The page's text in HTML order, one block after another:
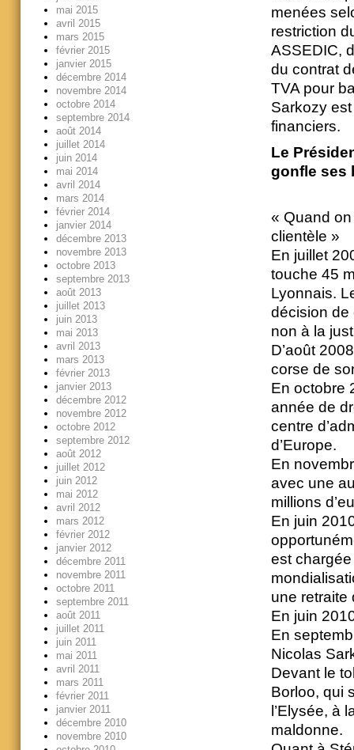
menées
restriction
ASSEDIC,
du contrat
TVA pour
Sarkozy
financiers.
Le
gonfle ses
« Quand
clientèle »
En juillet
touche 45
Lyonnais.
décision de
non à la
D’août
corse de
En octobre
année de
centre
d’Europe.
En
avec une
millions
En juin
est
une retraite
En juin
En
Nicolas
Devant le
Borloo, qui
l’Elysée, à
maldonne.
mai 2015
avril 2015
mars 2015
février 2015
janvier 2015
décembre 2014
novembre 2014
octobre 2014
septembre 2014
août 2014
juillet 2014
juin 2014
mai 2014
avril 2014
mars 2014
février 2014
janvier 2014
décembre 2013
novembre 2013
octobre 2013
septembre 2013
août 2013
juillet 2013
juin 2013
mai 2013
avril 2013
mars 2013
février 2013
janvier 2013
décembre 2012
novembre 2012
octobre 2012
septembre 2012
août 2012
juillet 2012
juin 2012
mai 2012
avril 2012
mars 2012
février 2012
janvier 2012
décembre 2011
novembre 2011
octobre 2011
septembre 2011
août 2011
juillet 2011
juin 2011
mai 2011
avril 2011
mars 2011
février 2011
janvier 2011
décembre 2010
novembre 2010